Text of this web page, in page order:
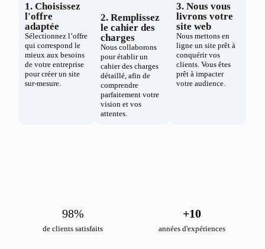
1. Choisissez
l'offre
adaptée
Sélectionnez l’offre
qui correspond le
mieux aux besoins
de votre entreprise
pour créer un site
sur-mesure.
2. Remplissez
le cahier des
charges
Nous collaborons
pour établir un
cahier des charges
détaillé, afin de
comprendre
parfaitement votre
vision et vos
attentes.
3. Nous vous
livrons votre
site web
Nous mettons en
ligne un site prêt à
conquérir vos
clients. Vous êtes
prêt à impacter
votre audience.
de clients satisfaits
98%
années d'expériences
+10